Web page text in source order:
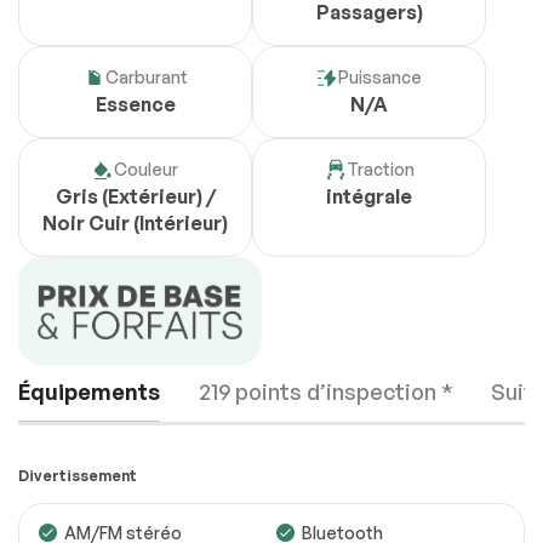
Passagers)
Carburant
Essence
Puissance
N/A
Couleur
Gris (Extérieur) /
Noir Cuir (Intérieur)
Traction
intégrale
Équipements 219 points d’inspection *
Divertissement
AM/FM stéréo
Bluetooth